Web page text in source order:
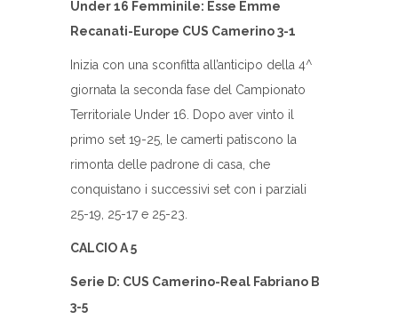
Under 16 Femminile: Esse Emme
Recanati-Europe CUS Camerino 3-1
Inizia con una sconfitta all’anticipo della 4^
giornata la seconda fase del Campionato
Territoriale Under 16. Dopo aver vinto il
primo set 19-25, le camerti patiscono la
rimonta delle padrone di casa, che
conquistano i successivi set con i parziali
25-19, 25-17 e 25-23.
CALCIO A 5
Serie D: CUS Camerino-Real Fabriano B
3-5